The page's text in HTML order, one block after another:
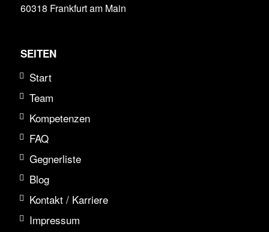
60318 Frankfurt am Main
SEITEN
Start
Team
Kompetenzen
FAQ
Gegnerliste
Blog
Kontakt / Karriere
Impressum